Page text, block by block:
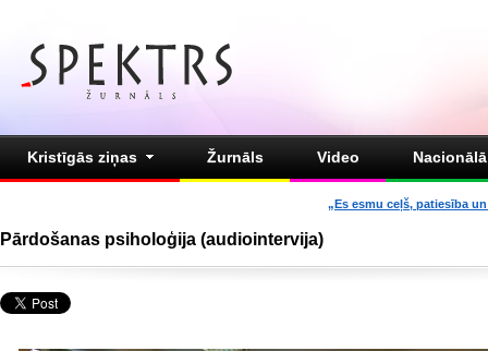
Kristīgās ziņas Žurnāls Video
„Es esmu ceļš, patiesība
Pārdošanas psiholoģija (audiointervija)